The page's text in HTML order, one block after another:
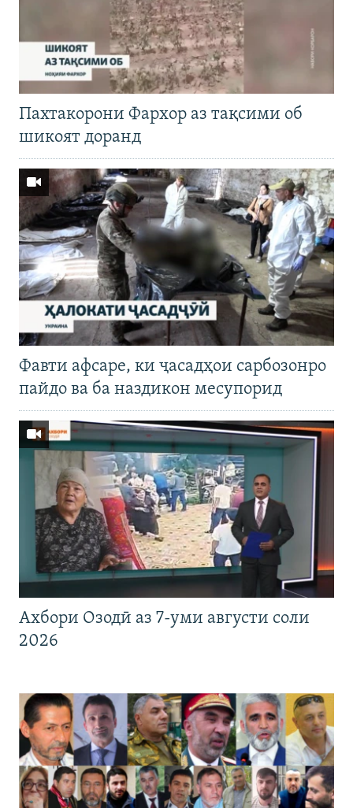
Пахтакорони Фархор аз тақсими об
шикоят доранд
Фавти афсаре, ки ҷасадҳои сарбозонро
пайдо ва ба наздикон месупорид
Ахбори Озодӣ аз 7-уми августи соли
2026